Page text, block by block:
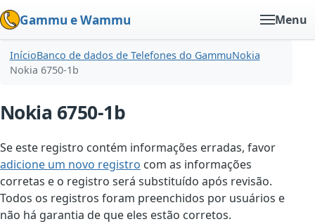
Gammu e Wammu Menu
InícioBanco de dados de Telefones do GammuNokia
Nokia 6750-1b
Nokia 6750-1b
Se este registro contém informações erradas, favor
adicione um novo registro com as informações
corretas e o registro será substituído após revisão.
Todos os registros foram preenchidos por usuários e
não há garantia de que eles estão corretos.